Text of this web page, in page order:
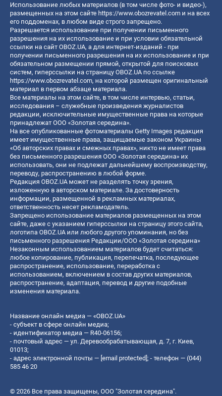
Использование любых материалов (в том числе фото- и видео-),
размещенных на этом сайте https://www.obozrevatel.com и на всех
его поддоменах, в любом виде строго запрещено.
Разрешается использование при получении письменного
разрешения на их использование и при условии обязательной
ссылки на сайт OBOZ.UA, а для интернет-изданий - при
получении письменного разрешения на их использование и при
обязательном размещении прямой, открытой для поисковых
систем, гиперссылки на страницу OBOZ.UA по ссылке
https://www.obozrevatel.com, на которой размещен оригинальный
материал в первом абзаце материала.
Все материалы на этом сайте, в том числе интервью, статьи,
исследования – служебные произведения журналистов
редакции, исключительные имущественные права на которые
принадлежат ООО «Золотая середина».
На все опубликованные фотоматериалы Getty Images редакция
имеет имущественные права, защищаемые законом Украины
«Об авторских правах и смежных правах», никто не имеет права
без письменного разрешения ООО «Золотая середина» их
использовать, они не подлежат дальнейшему воспроизводству,
переводу, распространению в любой форме.
Редакция OBOZ.UA может не разделять точку зрения,
изложенную в авторском материале. За достоверность
информации, размещенной в рекламных материалах,
ответственность несет рекламодатель.
Запрещено использование материалов размещенных на этом
сайте, даже с указанием гиперссылки на страницу этого сайта,
логотипа OBOZ.UA или любого другого упоминания, но без
письменного разрешения Редакции/ООО «Золотая середина»
Незаконным использованием материалов будет считаться:
любое копирование, публикация, перепечатка, последующее
распространение, использование, переработка с
использованием, включением в состав других материалов,
распространение, адаптация, перевод и другие подобные
изменения материала.
Название онлайн медиа — «OBOZ.UA»
- субъект в сфере онлайн медиа;
- идентификатор медиа — R40-06156;
- почтовый адрес — ул. Деревообрабатывающая, д. 7, г. Киев,
01013;
- адрес электронной почты — [email protected]; - телефон — (044)
585 46 20
© 2026 Все права защищены, ООО "Золотая середина".